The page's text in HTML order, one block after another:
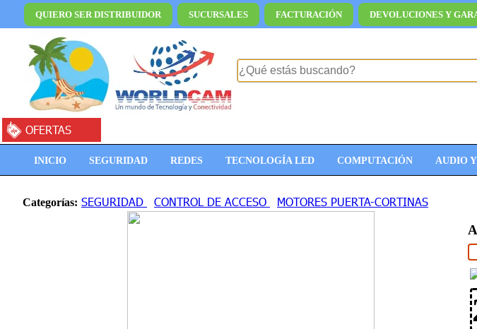
QUIERO SER DISTRIBUIDOR SUCURSALES FACTURACIÓN DEVOLUCIONES Y
OFERTAS
INICIO SEGURIDAD REDES TECNOLOGÍA LED COMPUTACIÓN AUDIO
Categorías: SEGURIDAD CONTROL DE ACCESO
MOTORES PUERTA-CORTINAS